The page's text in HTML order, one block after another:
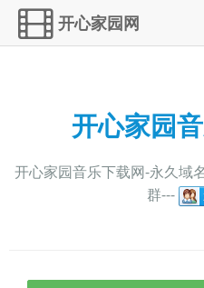
开心家园网
开心家园
开心家园音乐下载网-永久域
群---